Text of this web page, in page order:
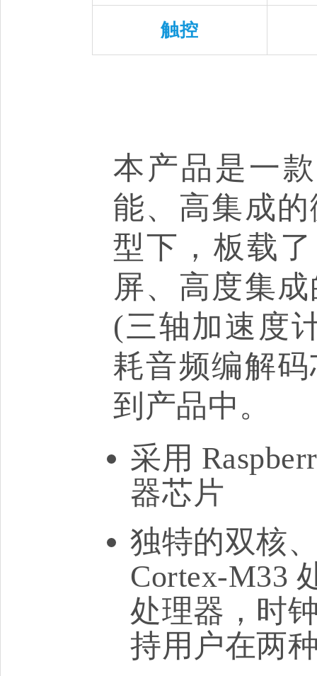
触控
本产品是一
能、高集成
型下，板载
屏、高度集
(三轴加速度
耗音频编解
到产品中。
采用
器芯片
独特的双核
Cortex-M33
处理器，时
持用户在两